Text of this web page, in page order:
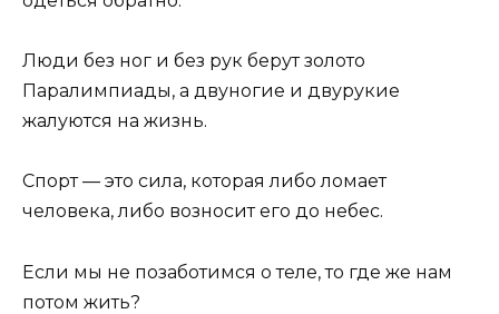
Люди без ног и без рук берут золото
Паралимпиады, а двуногие и двурукие
жалуются на жизнь.
Спорт — это сила, которая либо ломает
человека, либо возносит его до небес.
Если мы не позаботимся о теле, то где же нам
потом жить?